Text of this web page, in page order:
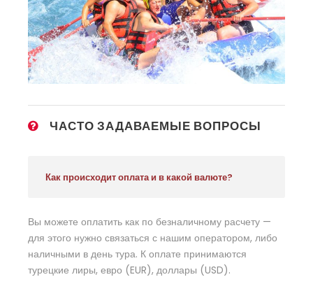
ЧАСТО ЗАДАВАЕМЫЕ ВОПРОСЫ
Как происходит оплата и в какой валюте?
Вы можете оплатить как по безналичному расчету —
для этого нужно связаться с нашим оператором, либо
наличными в день тура. К оплате принимаются
турецкие лиры, евро (EUR), доллары (USD).